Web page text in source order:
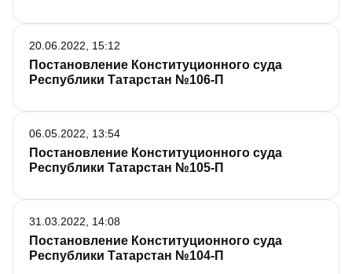
Постановление Конституционного суда
Республики Татарстан №106­-П
20.06.2022, 15:12
Постановление Конституционного суда
Республики Татарстан №105-П
06.05.2022, 13:54
Постановление Конституционного суда
Республики Татарстан №104­-П
31.03.2022, 14:08